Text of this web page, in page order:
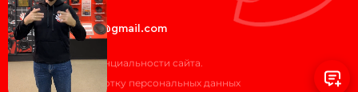
Telegram
avtokasta74@gmail.com
Политика конфиденциальности сайта.
Согласие на обработку персональных данных